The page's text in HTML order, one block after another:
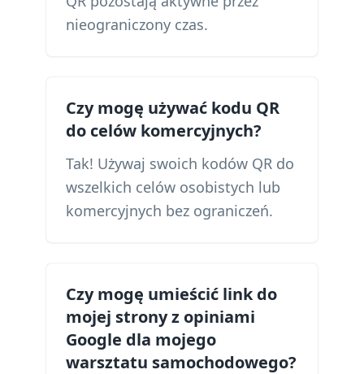
nieograniczony czas.
Czy mogę używać kodu QR
do celów komercyjnych?
Tak! Używaj swoich kodów QR do
wszelkich celów osobistych lub
komercyjnych bez ograniczeń.
Czy mogę umieścić link do
mojej strony z opiniami
Google dla mojego
warsztatu samochodowego?